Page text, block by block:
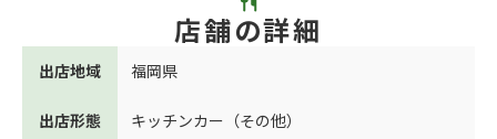
店舗の詳細
出店地域 福岡県
出店形態 キッチンカー（その他）